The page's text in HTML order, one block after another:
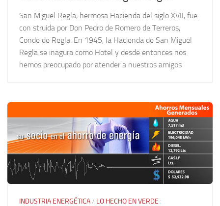
San Miguel Regla, hermosa Hacienda del siglo XVII, fue
con struida por Don Pedro de Romero de Terreros,
Conde de Regla. En 1945, la Hacienda de San Miguel
Regla se inagura como Hotel y desde entonces nos
hemos preocupado por atender a nuestros amigos
INDUSTRIA ENERGÉTICA/ LO HECHO EN VERDE